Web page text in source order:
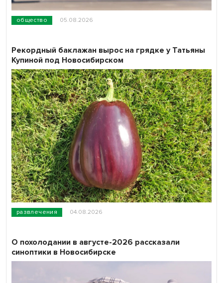
общество 05.08.2026
развлечения 04.08.2026
Рекордный баклажан вырос на грядке у Татьяны
Купиной под Новосибирском
О похолодании в августе-2026 рассказали
синоптики в Новосибирске